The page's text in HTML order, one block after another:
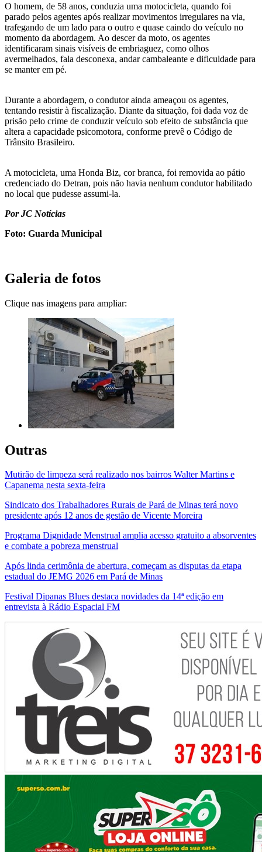
O homem, de 58 anos, conduzia uma motocicleta, quando foi
parado pelos agentes após realizar movimentos irregulares na via,
trafegando de um lado para o outro e quase caindo do veículo no
momento da abordagem. Ao descer da moto, os agentes
identificaram sinais visíveis de embriaguez, como olhos
avermelhados, fala desconexa, andar cambaleante e dificuldade para
se manter em pé.
Durante a abordagem, o condutor ainda ameaçou os agentes,
tentando resistir à fiscalização. Diante da situação, foi dada voz de
prisão pelo crime de conduzir veículo sob efeito de substância que
altera a capacidade psicomotora, conforme prevê o Código de
Trânsito Brasileiro.
A motocicleta, uma Honda Biz, cor branca, foi removida ao pátio
credenciado do Detran, pois não havia nenhum condutor habilitado
no local que pudesse assumi-la.
Por JC Notícias
Foto: Guarda Municipal
Galeria de fotos
Clique nas imagens para ampliar:
Outras
Mutirão de limpeza será realizado nos bairros Walter Martins e
Capanema nesta sexta-feira
Sindicato dos Trabalhadores Rurais de Pará de Minas terá novo
presidente após 12 anos de gestão de Vicente Moreira
Programa Dignidade Menstrual amplia acesso gratuito a absorventes
e combate a pobreza menstrual
Após linda cerimônia de abertura, começam as disputas da etapa
estadual do JEMG 2026 em Pará de Minas
Festival Dipanas Blues destaca novidades da 14ª edição em
entrevista à Rádio Espacial FM